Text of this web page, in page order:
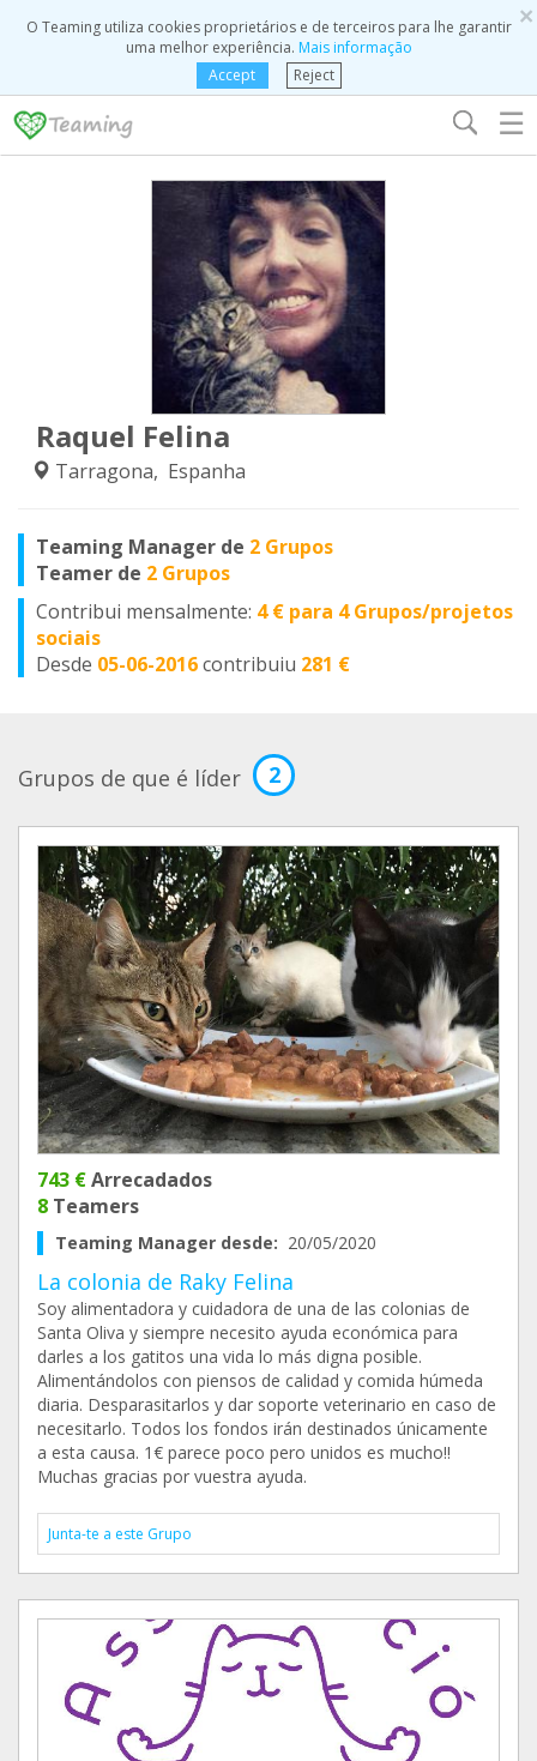
×
O Teaming utiliza cookies proprietários e de terceiros para lhe garantir
uma melhor experiência. Mais informação
Accept
Reject
☰
Raquel Felina
Tarragona, Espanha
Teaming Manager de 2 Grupos
Teamer de 2 Grupos
Contribui mensalmente: 4 € para 4 Grupos/projetos
sociais
Desde 05-06-2016contribuiu 281 €
Grupos de que é líder 2
743 €Arrecadados
8 Teamers
Teaming Manager desde: 20/05/2020
La colonia de Raky Felina
Soy alimentadora y cuidadora de una de las colonias de
Santa Oliva y siempre necesito ayuda económica para
darles a los gatitos una vida lo más digna posible.
Alimentándolos con piensos de calidad y comida húmeda
diaria. Desparasitarlos y dar soporte veterinario en caso de
necesitarlo. Todos los fondos irán destinados únicamente
a esta causa. 1€ parece poco pero unidos es mucho!!
Muchas gracias por vuestra ayuda.
Junta-te a este Grupo